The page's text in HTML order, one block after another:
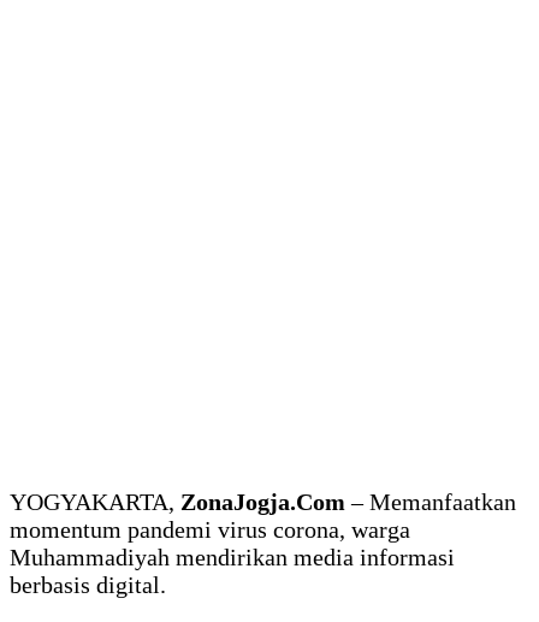
YOGYAKARTA, ZonaJogja.Com – Memanfaatkan
momentum pandemi virus corona, warga
Muhammadiyah mendirikan media informasi
berbasis digital.